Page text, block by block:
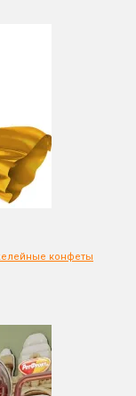
конфеты